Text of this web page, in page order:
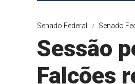
Senado Federal Senado
Sessão
Falcões